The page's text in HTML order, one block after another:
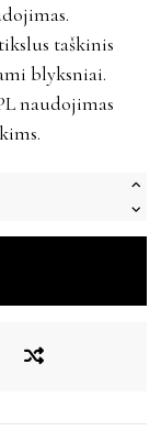
taškinis
blyksniai.
naudojimas